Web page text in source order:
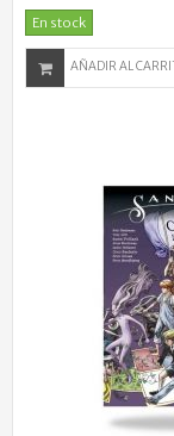
En stock
AÑADIR AL